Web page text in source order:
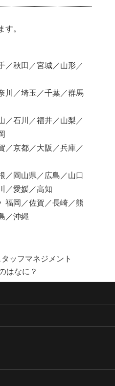
。
／秋田／宮城／山形／
川／埼玉／千葉／群馬
／石川／福井／山梨／
／京都／大阪／兵庫／
／岡山県／広島／山口
／愛媛／高知
福岡／佐賀／長崎／熊
／沖縄
ッフマネジメント
はなに？